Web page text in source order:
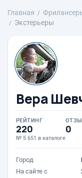
Главная
Экстерьеры
Вера
РЕЙТИНГ
220
№ 5 651 в каталоге
0
Город
На сайте с